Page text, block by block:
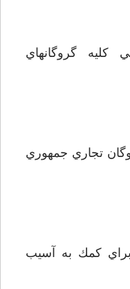
گروگانهاي
تجاري جمهوري
كمك به آسيب